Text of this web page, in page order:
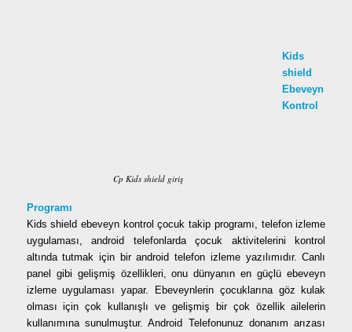
Cp Kids shield giriş
Kids
shield
Ebeveyn
Kontrol
Programı
Kids shield ebeveyn kontrol çocuk takip programı, telefon izleme
uygulaması, android telefonlarda çocuk aktivitelerini kontrol
altında tutmak için bir android telefon izleme yazılımıdır. Canlı
panel gibi gelişmiş özellikleri, onu dünyanın en güçlü ebeveyn
izleme uygulaması yapar. Ebeveynlerin çocuklarına göz kulak
olması için çok kullanışlı ve gelişmiş bir çok özellik ailelerin
kullanımına sunulmuştur. Android Telefonunuz donanım arızası